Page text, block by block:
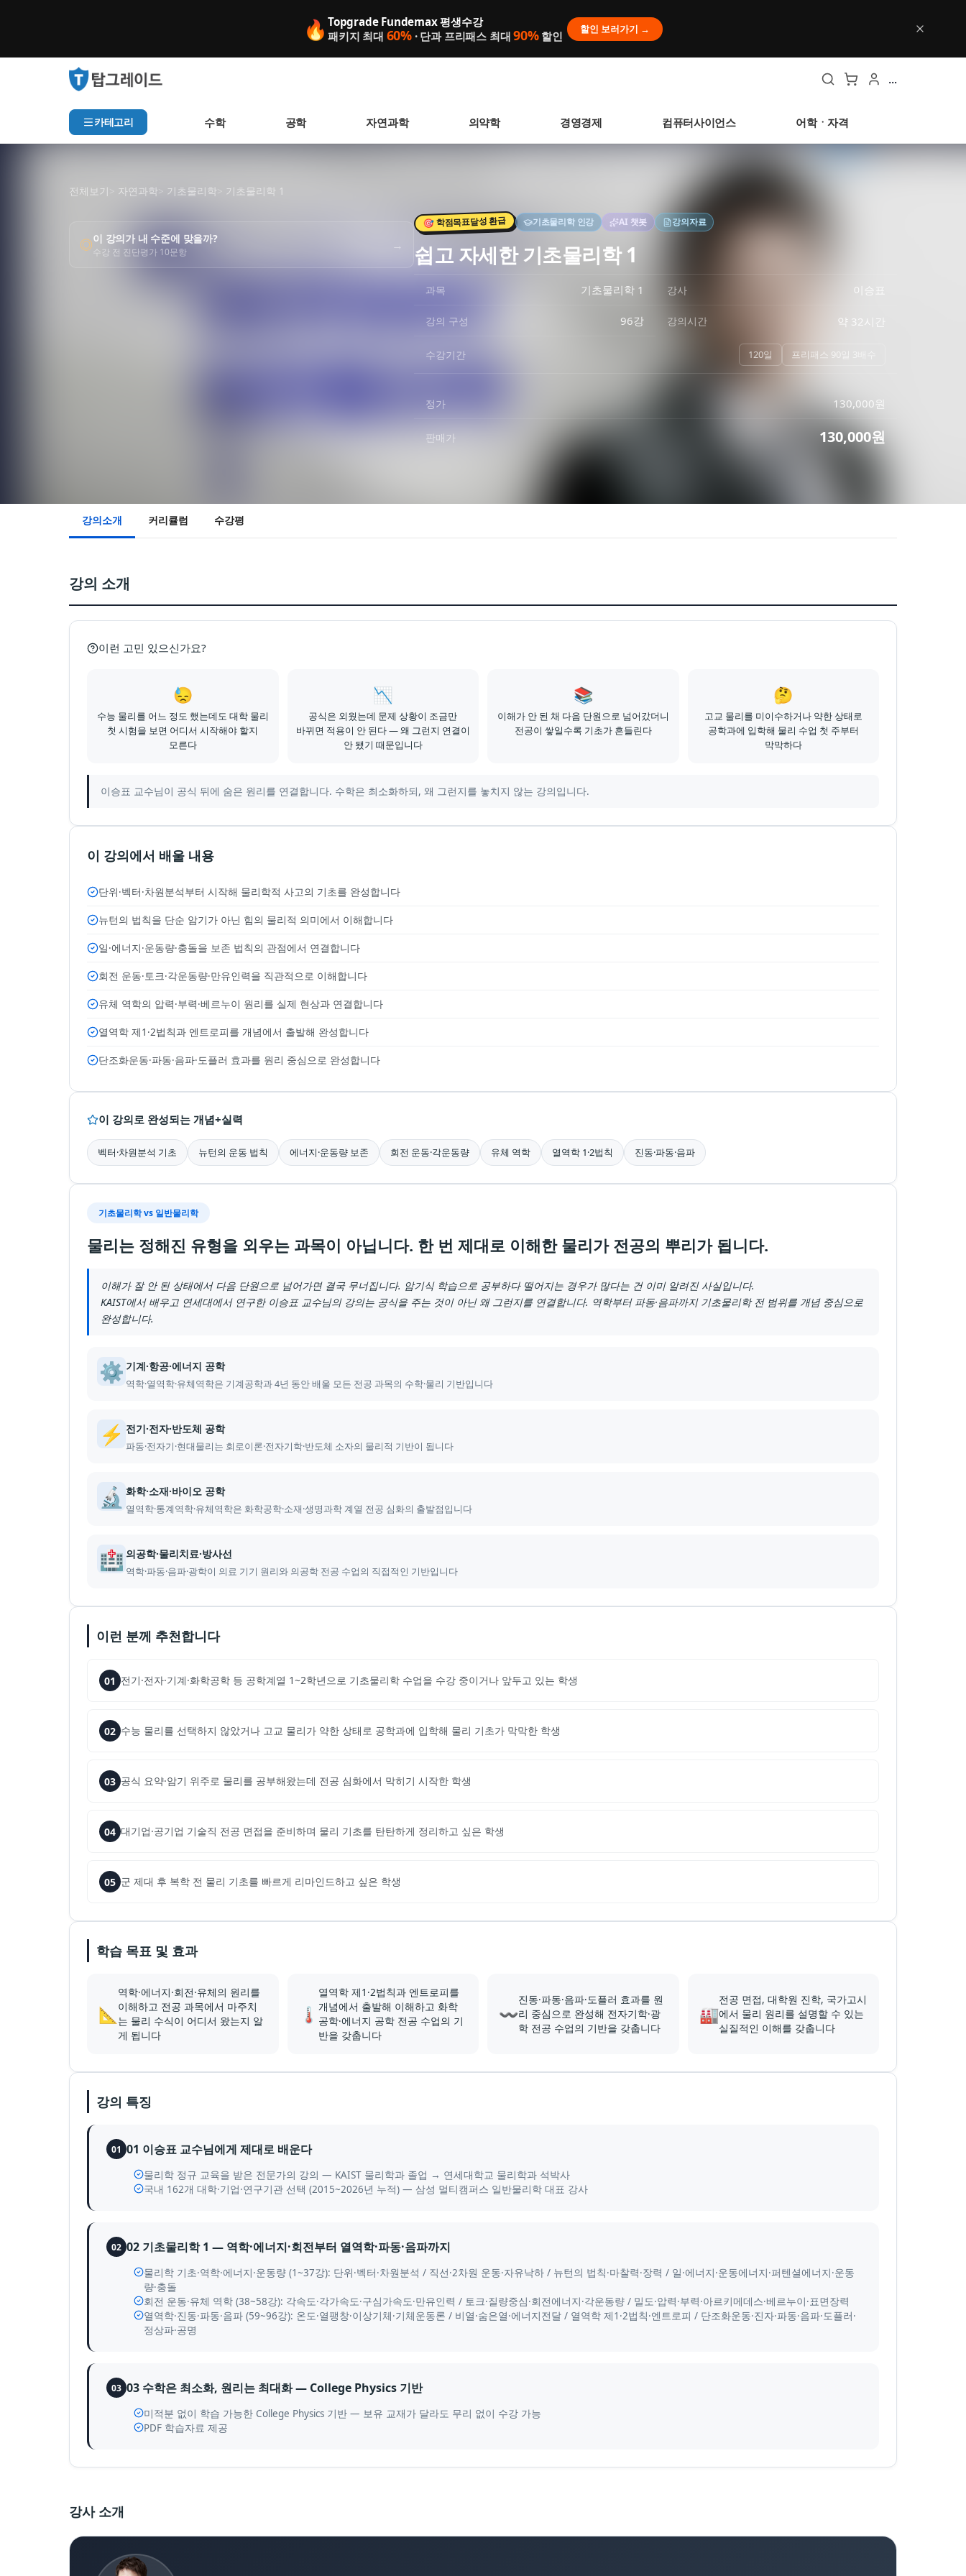
🔥 Topgrade Fundemax 평생수강
패키지 최대 60% · 단과 프리패스 최대90%할인 할인 보러가기 →
...
카테고리 수학 공학 자연과학 의약학 경영경제 컴퓨터사이언스 어학ㆍ자격
아직 집계된 인기 검색어가 없습니다.
전체보기 자연과학> 기초물리학 기초물리학 1
◎이 강의가 내 수준에 맞을까?
수강 전 진단평가 10문항 →
🎯 학점목표달성 환급 기초물리학인강 AI 챗봇 강의자료
쉽고 자세한 기초물리학 1
과목 기초물리학 1 강사 이승표
강의 구성 96강 강의시간 약 32시간
수강기간 120일 프리패스 90일 3배수
정가 130,000원
판매가 130,000원
강의소개 커리큘럼 수강평
강의 소개
이런 고민 있으신가요?
😓
수능 물리를 어느 정도 했는데도 대학 물리
첫 시험을 보면 어디서 시작해야 할지
모른다
📉
공식은 외웠는데 문제 상황이 조금만
바뀌면 적용이 안 된다 — 왜 그런지 연결이
안 됐기 때문입니다
📚
이해가 안 된 채 다음 단원으로 넘어갔더니
전공이 쌓일수록 기초가 흔들린다
🤔
고교 물리를 미이수하거나 약한 상태로
공학과에 입학해 물리 수업 첫 주부터
막막하다
이승표 교수님이 공식 뒤에 숨은 원리를 연결합니다. 수학은 최소화하되, 왜 그런지를 놓치지 않는 강의입니다.
이 강의에서 배울 내용
단위·벡터·차원분석부터 시작해 물리학적 사고의 기초를 완성합니다
뉴턴의 법칙을 단순 암기가 아닌 힘의 물리적 의미에서 이해합니다
일·에너지·운동량·충돌을 보존 법칙의 관점에서 연결합니다
회전 운동·토크·각운동량·만유인력을 직관적으로 이해합니다
유체 역학의 압력·부력·베르누이 원리를 실제 현상과 연결합니다
열역학 제1·2법칙과 엔트로피를 개념에서 출발해 완성합니다
단조화운동·파동·음파·도플러 효과를 원리 중심으로 완성합니다
이 강의로 완성되는 개념+실력
벡터·차원분석 기초 뉴턴의 운동 법칙 에너지·운동량 보존 회전 운동·각운동량 유체 역학 열역학 1·2법칙 진동·파동·음파
기초물리학 vs 일반물리학
물리는 정해진 유형을 외우는 과목이 아닙니다. 한 번 제대로 이해한 물리가 전공의 뿌리가 됩니다.
이해가 잘 안 된 상태에서 다음 단원으로 넘어가면 결국 무너집니다. 암기식 학습으로 공부하다 떨어지는 경우가 많다는 건 이미 알려진 사실입니다.
KAIST에서 배우고 연세대에서 연구한 이승표 교수님의 강의는 공식을 주는 것이 아닌 왜 그런지를 연결합니다. 역학부터 파동·음파까지 기초물리학 전 범위를 개념 중심으로
완성합니다.
⚙️ 기계·항공·에너지 공학
역학·열역학·유체역학은 기계공학과 4년 동안 배울 모든 전공 과목의 수학·물리 기반입니다
⚡ 전기·전자·반도체 공학
파동·전자기·현대물리는 회로이론·전자기학·반도체 소자의 물리적 기반이 됩니다
🔬 화학·소재·바이오 공학
열역학·통계역학·유체역학은 화학공학·소재·생명과학 계열 전공 심화의 출발점입니다
🏥 의공학·물리치료·방사선
역학·파동·음파·광학이 의료 기기 원리와 의공학 전공 수업의 직접적인 기반입니다
이런 분께 추천합니다
01 전기·전자·기계·화학공학 등 공학계열 1~2학년으로 기초물리학 수업을 수강 중이거나 앞두고 있는 학생
02 수능 물리를 선택하지 않았거나 고교 물리가 약한 상태로 공학과에 입학해 물리 기초가 막막한 학생
03 공식 요약·암기 위주로 물리를 공부해왔는데 전공 심화에서 막히기 시작한 학생
04 대기업·공기업 기술직 전공 면접을 준비하며 물리 기초를 탄탄하게 정리하고 싶은 학생
05 군 제대 후 복학 전 물리 기초를 빠르게 리마인드하고 싶은 학생
학습 목표 및 효과
📐
역학·에너지·회전·유체의 원리를
이해하고 전공 과목에서 마주치
는 물리 수식이 어디서 왔는지 알
게 됩니다
🌡️
열역학 제1·2법칙과 엔트로피를
개념에서 출발해 이해하고 화학
공학·에너지 공학 전공 수업의 기
반을 갖춥니다
〰️
진동·파동·음파·도플러 효과를 원
리 중심으로 완성해 전자기학·광
학 전공 수업의 기반을 갖춥니다
🏭
전공 면접, 대학원 진학, 국가고시
에서 물리 원리를 설명할 수 있는
실질적인 이해를 갖춥니다
강의 특징
01 01 이승표 교수님에게 제대로 배운다
물리학 정규 교육을 받은 전문가의 강의 — KAIST 물리학과 졸업 → 연세대학교 물리학과 석박사
국내 162개 대학·기업·연구기관 선택 (2015~2026년 누적) — 삼성 멀티캠퍼스 일반물리학 대표 강사
02 02 기초물리학 1 — 역학·에너지·회전부터 열역학·파동·음파까지
물리학 기초·역학·에너지·운동량 (1~37강): 단위·벡터·차원분석 / 직선·2차원 운동·자유낙하 / 뉴턴의 법칙·마찰력·장력 / 일·에너지·운동에너지·퍼텐셜에너지·운동
량·충돌
회전 운동·유체 역학 (38~58강): 각속도·각가속도·구심가속도·만유인력 / 토크·질량중심·회전에너지·각운동량 / 밀도·압력·부력·아르키메데스·베르누이·표면장력
열역학·진동·파동·음파 (59~96강): 온도·열팽창·이상기체·기체운동론 / 비열·숨은열·에너지전달 / 열역학 제1·2법칙·엔트로피 / 단조화운동·진자·파동·음파·도플러·
정상파·공명
03 03 수학은 최소화, 원리는 최대화 — College Physics 기반
미적분 없이 학습 가능한 College Physics 기반 — 보유 교재가 달라도 무리 없이 수강 가능
PDF 학습자료 제공
강사 소개